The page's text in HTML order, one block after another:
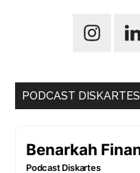
PODCAST DISKARTES